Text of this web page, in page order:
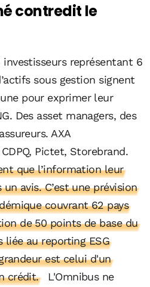
contredit le
investisseurs représentant 6
sous gestion signent
pour exprimer leur
Des asset managers, des
AXA
Pictet, Storebrand.
que l’information leur
avis. C’est une prévision
couvrant 62 pays
de 50 points de base du
au reporting ESG
est celui d'un
crédit.
L'Omnibus ne